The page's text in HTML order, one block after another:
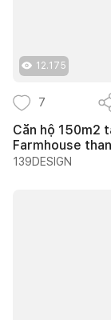
12.175
7
Căn hộ 150m2
Farmhouse
139DESIGN